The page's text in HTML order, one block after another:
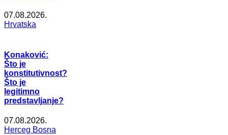
07.08.2026.
Hrvatska
Konaković:
Što je
konstitutivnost?
Što je
legitimno
predstavljanje?
07.08.2026.
Herceg Bosna